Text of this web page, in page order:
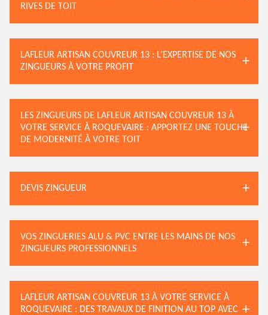
RIVES DE TOIT
LAFLEUR ARTISAN COUVREUR 13 : L’EXPERTISE DE NOS
ZINGUEURS À VOTRE PROFIT
LES ZINGUEURS DE LAFLEUR ARTISAN COUVREUR 13 À
VOTRE SERVICE À ROQUEVAIRE : APPORTEZ UNE TOUCHE
DE MODERNITÉ À VOTRE TOIT
DEVIS ZINGUEUR
VOS ZINGUERIES ALU & PVC ENTRE LES MAINS DE NOS
ZINGUEURS PROFESSIONNELS
LAFLEUR ARTISAN COUVREUR 13 À VOTRE SERVICE À
ROQUEVAIRE : DES TRAVAUX DE FINITION AU TOP AVEC